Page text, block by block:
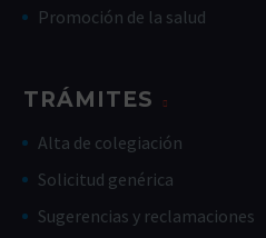
Promoción de la salud
TRÁMITES
Alta de colegiación
Solicitud genérica
Sugerencias y reclamaciones